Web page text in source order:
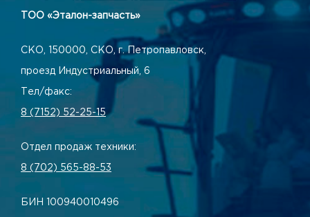
ТОО «Эталон-запчасть»
СКО, 150000, СКО, г. Петропавловск,
проезд Индустриальный, 6
Тел/факс:
8 (7152) 52-25-15
Отдел продаж техники:
8 (702) 565-88-53
БИН 100940010496